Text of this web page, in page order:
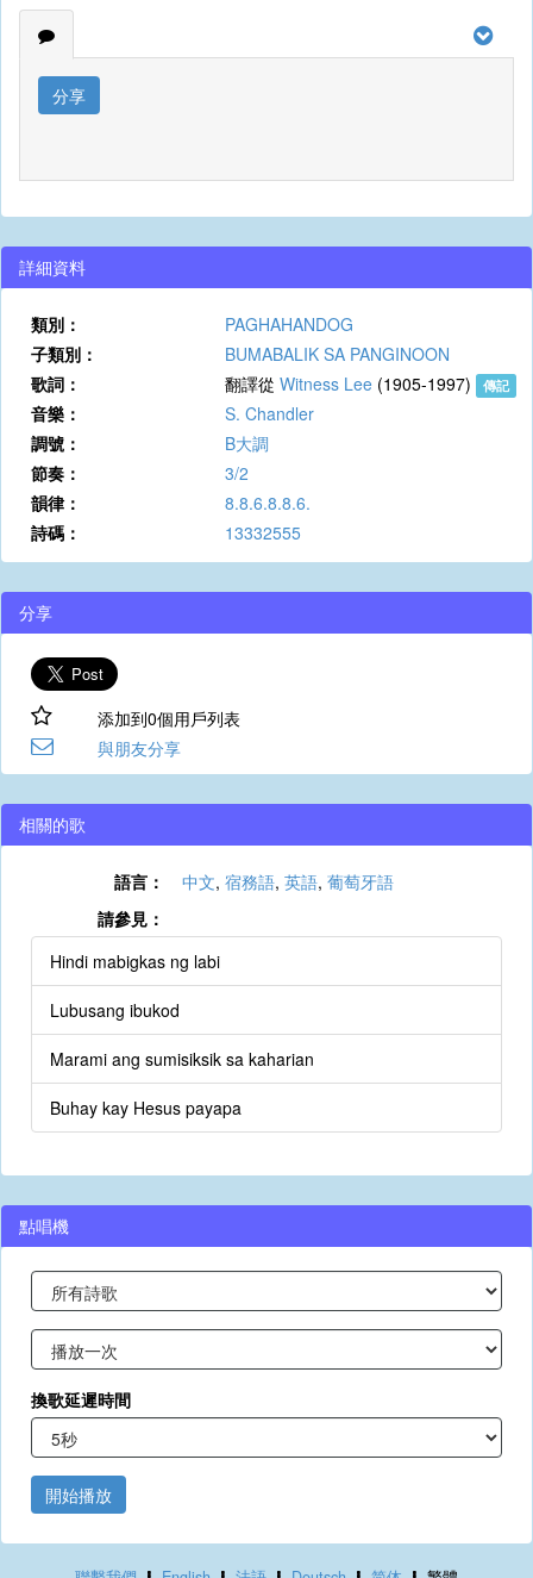
分享
詳細資料
類別：
PAGHAHANDOG
子類別：
BUMABALIK SA PANGINOON
歌詞：
翻譯從 Witness Lee (1905-1997) 傳記
音樂：
S. Chandler
調號：
B大調
節奏：
3/2
韻律：
8.8.6.8.8.6.
詩碼：
13332555
分享
添加到0個用戶列表
與朋友分享
相關的歌
語言： 中文, 宿務語, 英語, 葡萄牙語
請參見：
Hindi mabigkas ng labi
Lubusang ibukod
Marami ang sumisiksik sa kaharian
Buhay kay Hesus payapa
點唱機
換歌延遲時間
開始播放